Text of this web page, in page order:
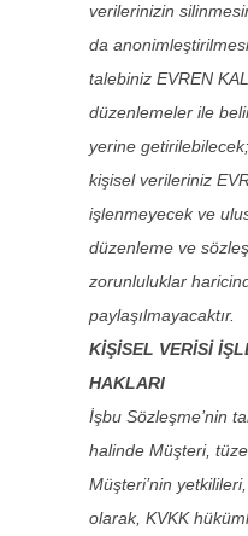
verilerinizin
da
talebiniz EVREN
düzenlemeler ile
yerine
kişisel verileriniz
işlenmeyecek ve
düzenleme ve
zorunluluklar
paylaşılmayacaktır.
KİŞİSEL VERİSİ
HAKLARI
İşbu Sözleşme’nin
halinde Müşteri,
Müşteri’nin
olarak, KVKK